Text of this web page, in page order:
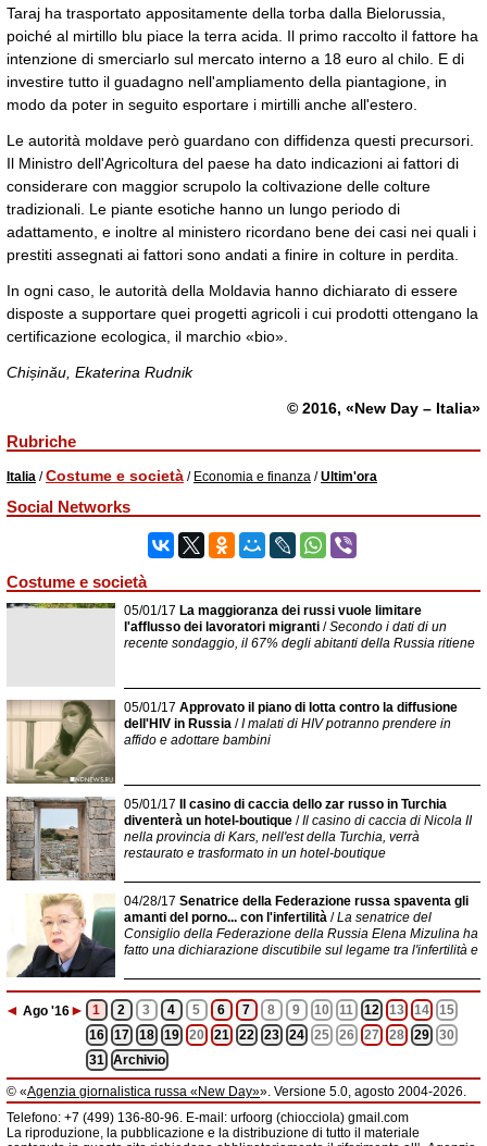
Taraj ha trasportato appositamente della torba dalla Bielorussia,
poiché al mirtillo blu piace la terra acida. Il primo raccolto il fattore ha
intenzione di smerciarlo sul mercato interno a 18 euro al chilo. E di
investire tutto il guadagno nell'ampliamento della piantagione, in
modo da poter in seguito esportare i mirtilli anche all'estero.
Le autorità moldave però guardano con diffidenza questi precursori.
Il Ministro dell'Agricoltura del paese ha dato indicazioni ai fattori di
considerare con maggior scrupolo la coltivazione delle colture
tradizionali. Le piante esotiche hanno un lungo periodo di
adattamento, e inoltre al ministero ricordano bene dei casi nei quali i
prestiti assegnati ai fattori sono andati a finire in colture in perdita.
In ogni caso, le autorità della Moldavia hanno dichiarato di essere
disposte a supportare quei progetti agricoli i cui prodotti ottengano la
certificazione ecologica, il marchio «bio».
Chișinău, Ekaterina Rudnik
© 2016, «New Day – Italia»
Rubriche
Italia /Costume e società / Economia e finanza /Ultim'ora
Social Networks
Costume e società
05/01/17 La maggioranza dei russi vuole limitare
l'afflusso dei lavoratori migranti /Secondo i dati di un
recente sondaggio, il 67% degli abitanti della Russia ritiene
05/01/17 Approvato il piano di lotta contro la diffusione
dell'HIV in Russia /I malati di HIV potranno prendere in
affido e adottare bambini
05/01/17
Il casino di caccia dello zar russo in Turchia
diventerà un hotel-boutique /Il casino di caccia di Nicola II
nella provincia di Kars, nell'est della Turchia, verrà
restaurato e trasformato in un hotel-boutique
04/28/17 Senatrice della Federazione russa spaventa gli
amanti del porno... con l'infertilità /La senatrice del
Consiglio della Federazione della Russia Elena Mizulina ha
fatto una dichiarazione discutibile sul legame tra l'infertilità e
◄ Ago '16► 1 2 3 4 5 6 7 8 9 10 11 12 13 14
15
16
17 18 19 20 21 22 23 24 25 26 27 28 29
30
31
Archivio
© «Agenzia giornalistica russa «New Day»». Versione 5.0, agosto 2004-2026.
Informazioni
Agenzia giornalistica russa «New Day» registrata dal Servizio federale di
telecomunicazioni, tecnologie informatiche e mass media della Federazione
Telefono: +7 (499) 136-80-96. E-mail: urfoorg (chiocciola) gmail.com
La riproduzione, la pubblicazione e la distribuzione di tutto il materiale